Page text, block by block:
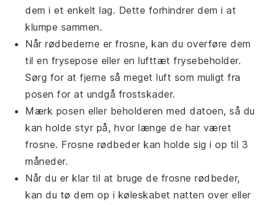
dem i et enkelt lag. Dette forhindrer dem i at
klumpe sammen.
Nårrødbederne er frosne, kan du overføre dem
til en frysepose eller en lufttæt frysebeholder.
Sørg for at fjerne så meget luft som muligt fra
posen for at undgå frostskader.
Mærk posen eller beholderen med datoen, så du
kan holde styr på, hvor længe de har været
frosne. Frosne rødbeder kan holde sig i op til 3
måneder.
Når du er klar til at bruge de frosnerødbeder,
kan du tø dem op i køleskabet natten over eller